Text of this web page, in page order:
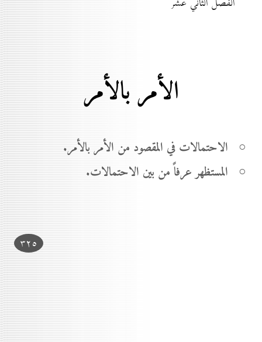
الأمر بالأمر
○ الاحتمالات في المقصود من الأمر بالأمر.
○ المستظهر عرفاً من بين الاحتمالات.
۳۲٥